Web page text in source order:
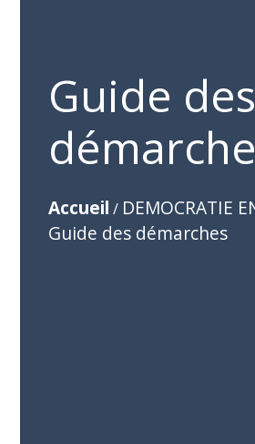
Guide des
Accueil / DEMOCRATIE
Guide des démarches